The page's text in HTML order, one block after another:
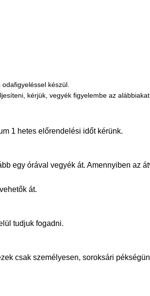
készül.
kérjük, vegyék figyelembe az
1 hetes előrendelési időt kérünk.
egy órával vegyék át. Amennyiben az
át.
tudjuk fogadni.
csak személyesen, soroksári